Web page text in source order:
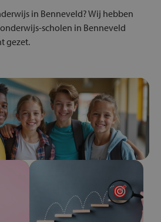
in Benneveld? Wij hebben
scholen in Benneveld
gezet.